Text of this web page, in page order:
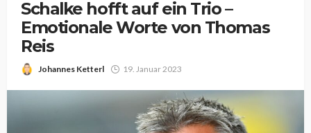
Schalke hofft auf ein Trio –
Emotionale Worte von Thomas
Reis
Johannes Ketterl 19. Januar 2023